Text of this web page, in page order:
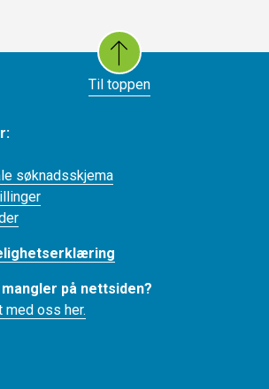
Til toppen
søknadsskjema
på nettsiden?
med oss her.